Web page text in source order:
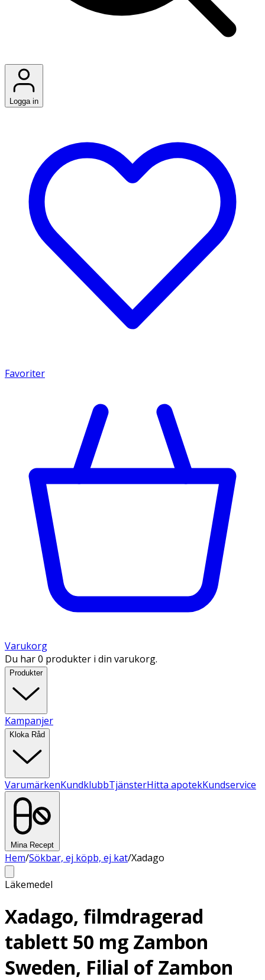
Logga in
Favoriter
Varukorg
Du har 0 produkter i din varukorg.
Produkter
Kampanjer
Kloka Råd
VarumärkenKundklubbTjänsterHitta apotekKundservice
Mina Recept
Hem/Sökbar, ej köpb, ej kat/Xadago
Läkemedel
Xadago, filmdragerad
tablett 50 mg Zambon
Sweden, Filial of Zambon